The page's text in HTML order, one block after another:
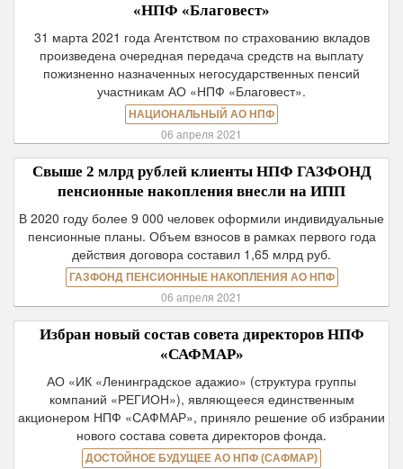
«НПФ «Благовест»
31 марта 2021 года Агентством по страхованию вкладов
произведена очередная передача средств на выплату
пожизненно назначенных негосударственных пенсий
участникам АО «НПФ «Благовест».
НАЦИОНАЛЬНЫЙ АО НПФ
06 апреля 2021
Свыше 2 млрд рублей клиенты НПФ ГАЗФОНД
пенсионные накопления внесли на ИПП
В 2020 году более 9 000 человек оформили индивидуальные
пенсионные планы. Объем взносов в рамках первого года
действия договора составил 1,65 млрд руб.
ГАЗФОНД ПЕНСИОННЫЕ НАКОПЛЕНИЯ АО НПФ
06 апреля 2021
Избран новый состав совета директоров НПФ
«САФМАР»
АО «ИК «Ленинградское адажио» (структура группы
компаний «РЕГИОН»), являющееся единственным
акционером НПФ «САФМАР», приняло решение об избрании
нового состава совета директоров фонда.
ДОСТОЙНОЕ БУДУЩЕЕ АО НПФ (САФМАР)